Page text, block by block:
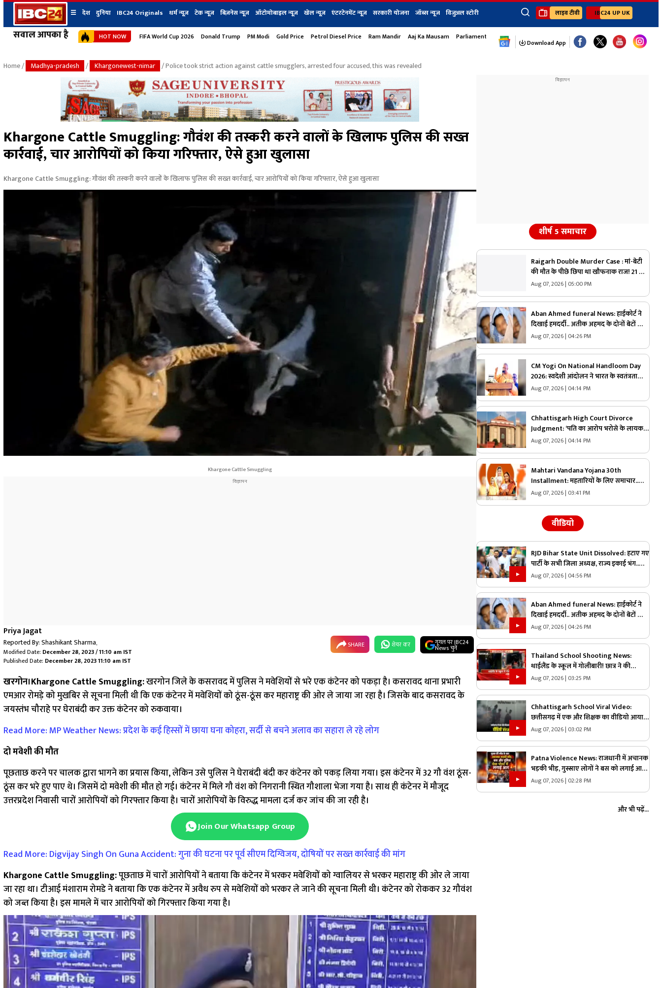
सवाल आपका है
☰ देश दुनिया IBC24 Originals धर्म न्यूज़ टेक न्यूज़ बिज़नेस न्यूज़ ऑटोमोबाइल न्यूज़ खेल न्यूज़ एंटरटेनमेंट न्यूज़ सरकारी योजना जॉब्स न्यूज विजुअल स्टोरी
×
छत्तीसगढ़ न्यूज
उत्तर प्रदेश न्यूज
बिहार न्यूज
उत्तराखंड न्यूज
हिमाचल प्रदेश न्यूज
हरियाणा न्यूज
शहर
भोपाल
जबलपुर
ग्वालियर
रायपुर
दुनिया IBC24 Originals
शेयर बाज़ार गैजेट्स न्यूज
जॉब्स न्यूज Youtube Channels
Ibc24 Jankarwan
लाइव टीवी IBC24 UP UK
HOT NOW FIFA World Cup 2026 Donald Trump PM Modi Gold Price Petrol Diesel Price Ram Mandir Aaj Ka Mausam Parliament Monsoon Session
Download App
Home/ Madhya-pradesh / Khargonewest-nimar / Police took strict action against cattle smugglers, arrested four accused, this was revealed
Khargone Cattle Smuggling: गौवंंश की तस्करी करने वालों के खिलाफ पुलिस की सख्त
कार्रवाई, चार आरोपियों को किया गरिफ्तार, ऐसे हुआ खुलासा
Khargone Cattle Smuggling: गौवंंश की तस्करी करने वालों के खिलाफ पुलिस की सख्त कार्रवाई, चार आरोपियों को किया गरिफ्तार, ऐसे हुआ खुलासा
Khargone Cattle Smuggling
Priya Jagat
Reported By:Shashikant Sharma,
Modified Date: December 28, 2023 / 11:10 am IST
Published Date: December 28, 2023 11:10 am IST
SHARE शेयर कर गूगल पर IBC24
News चुनें
खरगोन।Khargone Cattle Smuggling:खरगोन जिले के कसरावद में पुलिस ने मवेशियों से भरे एक कंटेनर को पकड़ा है। कसरावद थाना प्रभारी
एमआर रोमड़े को मुखबिर से सूचना मिली थी कि एक कंटेनर में मवेशियों को ठूंस-ठूंस कर महाराष्ट्र की ओर ले जाया जा रहा है। जिसके बाद कसरावद के
जयस्तंभ चौराहे पर घेराबंदी कर उक्त कंटेनर को रुकवाया।
Read More: MP Weather News: प्रदेश के कई हिस्सों में छाया घना कोहरा, सर्दी से बचने अलाव का सहारा ले रहे लोग
दो मवेशी की मौत
पूछताछ करने पर चालक द्वारा भागने का प्रयास किया, लेकिन उसे पुलिस ने घेराबंदी बंदी कर कंटेनर को पकड़ लिया गया। इस कंटेनर में 32 गौ वंश ठूंस-
ठूंस कर भरे हुए पाए थे। जिसमें दो मवेशी की मौत हो गई। कंटेनर में मिले गौ वंश को निगरानी स्थित गौशाला भेजा गया है। साथ ही कंटेनर में मौजूद
उत्तरप्रदेश निवासी चारों आरोपियों को गिरफ्तार किया है। चारों आरोपियों के विरुद्ध मामला दर्ज कर जांच की जा रही है।
Join Our Whatsapp Group
Read More: Digvijay Singh On Guna Accident: गुना की घटना पर पूर्व सीएम दिग्विजय, दोषियों पर सख्त कार्रवाई की मांग
Khargone Cattle Smuggling:पूछताछ में चारों आरोपियों ने बताया कि कंटेनर में भरकर मवेशियों को ग्वालियर से भरकर महाराष्ट्र की ओर ले जाया
जा रहा था। टीआई मंशाराम रोमडे ने बताया कि एक कंटेनर में अवैध रुप से मवेशियों को भरकर ले जाने की सूचना मिली थी। कंटेनर को रोककर 32 गौवंश
को जब्त किया है। इस मामले में चार आरोपियों को गिरफ्तार किया गया है।
शीर्ष 5 समाचार
Raigarh Double Murder Case : मां-बेटी
की मौत के पीछे छिपा था खौफनाक राज! 21 दिन
बाद पुलिस ने खोली पूरी साजिश, 65 साल के
Aug 07, 2026 | 05:00 PM
Aban Ahmed funeral News: हाईकोर्ट ने
दिखाई हमदर्दी.. अतीक अहमद के दोनों बेटों को
मिली पेरोल.. छोटे भाई अबान के जनाज़े में होंगे
Aug 07, 2026 | 04:26 PM
CM Yogi On National Handloom Day
2026: स्वदेशी आंदोलन ने भारत के स्वतंत्रता
संग्राम को नई दिशा दी, राष्ट्रीय हथकरघा दिवस
निशाना
Aug 07, 2026 | 04:14 PM
Chhattisgarh High Court Divorce
Judgment: ‘पति का आरोप भरोसे के लायक
नहीं’…. HC ने पलट दिया फैमिली कोर्ट का
Aug 07, 2026 | 04:14 PM
Mahtari Vandana Yojana 30th
Installment: महतारियों के लिए समाचार..
जारी हुई वंदन योजना की 30वीं क़िस्त, बैंक
Aug 07, 2026 | 03:41 PM
वीडियो
RJD Bihar State Unit Dissolved: हटाए गए
पार्टी के सभी जिला अध्यक्ष, राज्य इकाई भंग..
उप-चुनाव में मिली करारी हार के बाद लिया गया
बड़ा फैसला..
Aug 07, 2026 | 04:56 PM
Aban Ahmed funeral News: हाईकोर्ट ने
दिखाई हमदर्दी.. अतीक अहमद के दोनों बेटों को
मिली पेरोल.. छोटे भाई अबान के जनाज़े में होंगे
शामिल
Aug 07, 2026 | 04:26 PM
Thailand School Shooting News:
थाईलैंड के स्कूल में गोलीबारी! छात्र ने की
अंधाधुंध फायरिंग, 7 की मौत
Aug 07, 2026 | 03:25 PM
Chhattisgarh School Viral Video:
छत्तीसगढ़ में एक और शिक्षक का वीडियो आया
सामने, दो छात्रों के साथ किया
हैवानियत….CCTV फुटेज वायरल
Aug 07, 2026 | 03:02 PM
Patna Violence News: राजधानी में अचानक
भड़की भीड़, गुस्साए लोगों ने बस को लगाई आग,
पुलिस की गाड़ियों पर भी किया हमला, जानें
किस वजह से मचा हड़कंप
Aug 07, 2026 | 02:28 PM
और भी पढ़ें...